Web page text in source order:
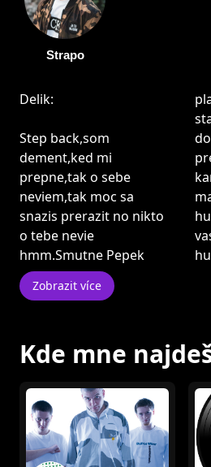
Strapo
Delik:
Step back,som
dement,ked mi
prepne,tak o sebe
neviem,tak moc sa
snazis prerazit no nikto
o tebe nevie
hmm.Smutne Pepek
dobou,speednem
preletim tvojou crew jak
kamen vodou.Idioti si
ma stale beru do
huby,starajte sa koho si
vase stare beru do
Zobrazit více
Kde mne